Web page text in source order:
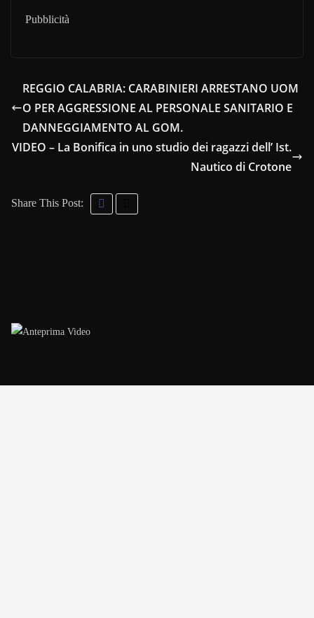
Pubblicità
REGGIO CALABRIA: CARABINIERI ARRESTANO UOM
O PER AGGRESSIONE AL PERSONALE SANITARIO E
DANNEGGIAMENTO AL GOM.
VIDEO – La Bonifica in uno studio dei ragazzi dell’ Ist.
Nautico di Crotone
Share This Post: